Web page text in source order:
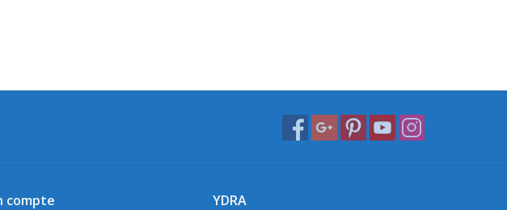
compte YDRA